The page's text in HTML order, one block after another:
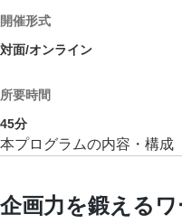
開催形式
対面/オンライン
所要時間
45分
本プログラムの内容・構成
企画力を鍛える